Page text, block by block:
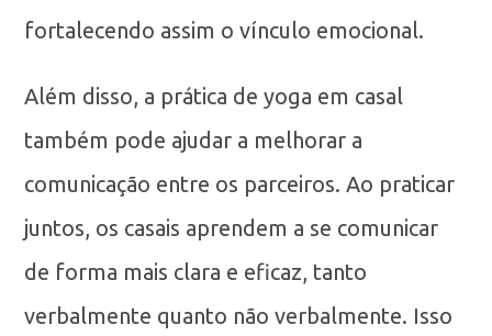
fortalecendo assim o vínculo emocional.
Além disso, a prática de yoga em casal
também pode ajudar a melhorar a
comunicação entre os parceiros. Ao praticar
juntos, os casais aprendem a se comunicar
de forma mais clara e eficaz, tanto
verbalmente quanto não verbalmente. Isso